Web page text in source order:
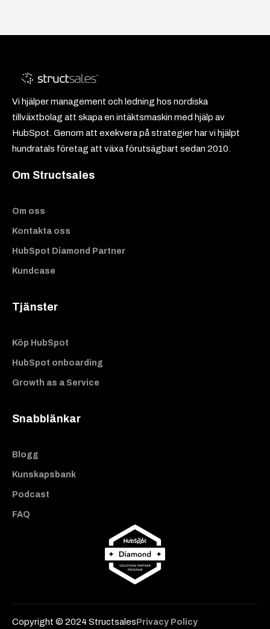
Vi hjälper management och ledning hos nordiska
tillväxtbolag att skapa en intäktsmaskin med hjälp av
HubSpot. Genom att exekvera på strategier har vi hjälpt
hundratals företag att växa förutsägbart sedan 2010.
Om Structsales
Om oss
Kontakta oss
HubSpot Diamond Partner
Kundcase
Tjänster
Köp HubSpot
HubSpot onboarding
Growth as a Service
Snabblänkar
Blogg
Kunskapsbank
Podcast
FAQ
Copyright © 2024 Structsales Privacy Policy